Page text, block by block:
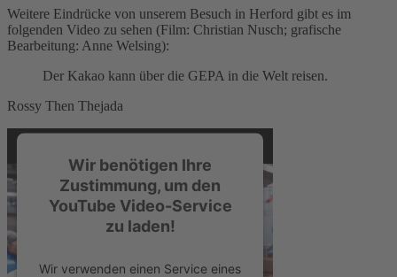
Weitere Eindrücke von unserem Besuch in Herford gibt es im
folgenden Video zu sehen (Film: Christian Nusch; grafische
Bearbeitung: Anne Welsing):
Der Kakao kann über die GEPA in die Welt reisen.
Rossy Then Thejada
Wir benötigen Ihre
Zustimmung, um den
YouTube Video-Service
zu laden!
Wir verwenden einen Service eines